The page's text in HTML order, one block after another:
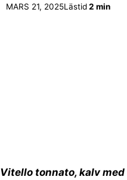
MARS 21, 2025Lästid2 min
Vitello tonnato, kalv